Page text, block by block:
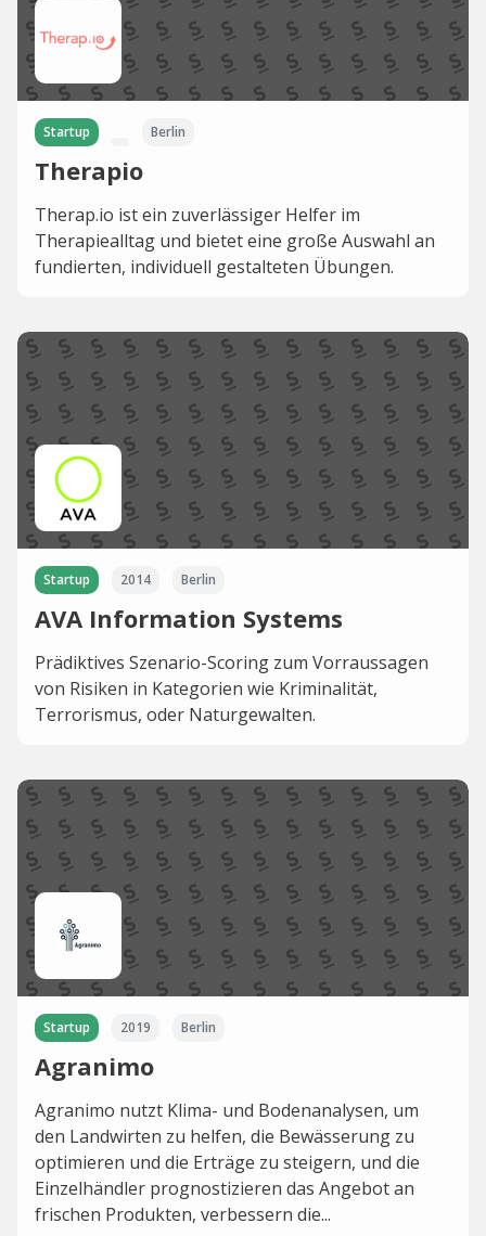
Startup Berlin
Therapio
Therap.io ist ein zuverlässiger Helfer im
Therapiealltag und bietet eine große Auswahl an
fundierten, individuell gestalteten Übungen.
Startup 2014 Berlin
AVA Information Systems
Prädiktives Szenario-Scoring zum Vorraussagen
von Risiken in Kategorien wie Kriminalität,
Terrorismus, oder Naturgewalten.
Startup 2019 Berlin
Agranimo
Agranimo nutzt Klima- und Bodenanalysen, um
den Landwirten zu helfen, die Bewässerung zu
optimieren und die Erträge zu steigern, und die
Einzelhändler prognostizieren das Angebot an
frischen Produkten, verbessern die...